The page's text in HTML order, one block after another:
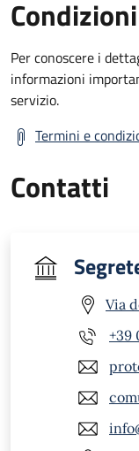
Per conoscere i
informazioni
servizio.
Termini e
Contatti
Via
+39